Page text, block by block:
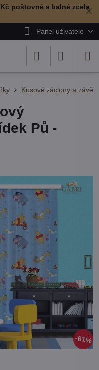
✕
poštovné a balné zcela
Panel uživatele
61%
Kusové záclony a
Pů -